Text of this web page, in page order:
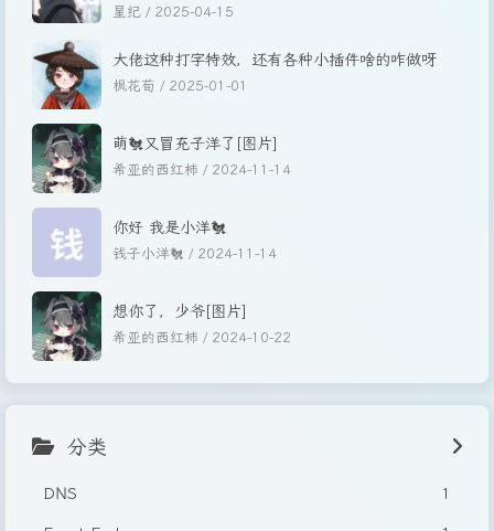
片]
星纪 / 2025-04-15
大佬这种打字特效，还有各种小插件啥的咋做呀
枫花荀 / 2025-01-01
萌🐔又冒充子洋了[图片]
希亚的西红柿 / 2024-11-14
你好 我是小洋🐔
钱子小洋🐔 / 2024-11-14
想你了，少爷[图片]
希亚的西红柿 / 2024-10-22
分类
DNS
1